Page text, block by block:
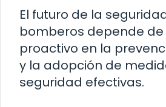
El futuro de la
bomberos depende
proactivo en la
y la adopción de
seguridad efectivas.